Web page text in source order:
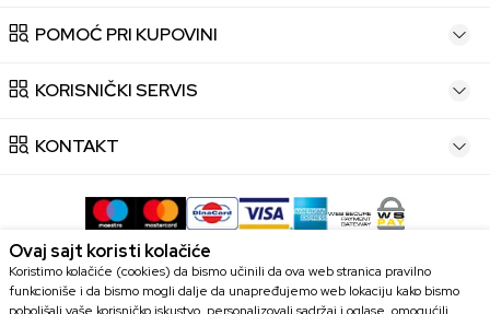
POMOĆ PRI KUPOVINI
KORISNIČKI SERVIS
KONTAKT
Trudimo se da budemo što precizniji u opisu proizvoda, prikazu slika i
Ovaj sajt koristi kolačiće
Koristimo kolačiće (cookies) da bismo učinili da ova web stranica pravilno
funkcioniše i da bismo mogli dalje da unapređujemo web lokaciju kako bismo